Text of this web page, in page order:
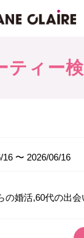
ティー
16 〜 2026/06/16
の婚活,60代の出会